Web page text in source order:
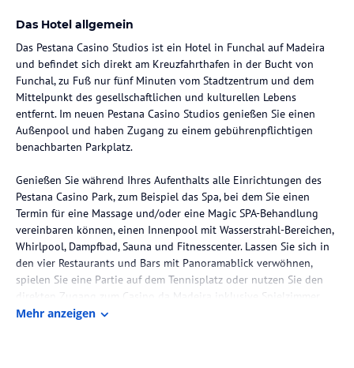
Das Hotel allgemein
Das Pestana Casino Studios ist ein Hotel in Funchal auf Madeira
und befindet sich direkt am Kreuzfahrthafen in der Bucht von
Funchal, zu Fuß nur fünf Minuten vom Stadtzentrum und dem
Mittelpunkt des gesellschaftlichen und kulturellen Lebens
entfernt. Im neuen Pestana Casino Studios genießen Sie einen
Außenpool und haben Zugang zu einem gebührenpflichtigen
benachbarten Parkplatz.
Genießen Sie während Ihres Aufenthalts alle Einrichtungen des
Pestana Casino Park, zum Beispiel das Spa, bei dem Sie einen
Termin für eine Massage und/oder eine Magic SPA-Behandlung
vereinbaren können, einen Innenpool mit Wasserstrahl-Bereichen,
Whirlpool, Dampfbad, Sauna und Fitnesscenter. Lassen Sie sich in
den vier Restaurants und Bars mit Panoramablick verwöhnen,
spielen Sie eine Partie auf dem Tennisplatz oder nutzen Sie den
direkten Zugang zum Casino da Madeira inklusive Spielzimmer,
Shows und Diskothek.
Mehr anzeigen